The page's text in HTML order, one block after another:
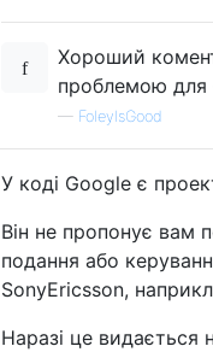
Хороший
проблемою для
— FoleyIsGood
У коді Google є
Він не пропонує вам
подання або
SonyEricsson,
Наразі це видається